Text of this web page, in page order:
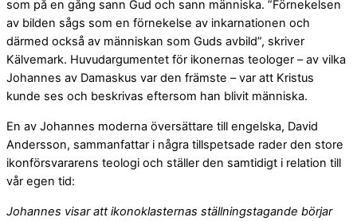
som på en gång sann Gud och sann människa. ”Förnekelsen
av bilden sågs som en förnekelse av inkarnationen och
därmed också av människan som Guds avbild”, skriver
Kälvemark. Huvudargumentet för ikonernas teologer – av vilka
Johannes av Damaskus var den främste – var att Kristus
kunde ses och beskrivas eftersom han blivit människa.
En av Johannes moderna översättare till engelska, David
Andersson, sammanfattar i några tillspetsade rader den store
ikonförsvararens teologi och ställer den samtidigt i relation till
vår egen tid:
Johannes visar att ikonoklasternas ställningstagande börjar